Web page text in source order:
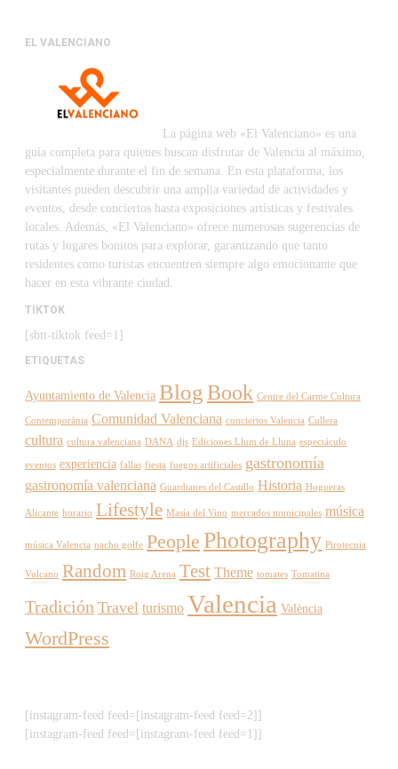
EL VALENCIANO
La página web «El Valenciano» es una
guía completa para quienes buscan disfrutar de Valencia al máximo,
especialmente durante el fin de semana. En esta plataforma, los
visitantes pueden descubrir una amplia variedad de actividades y
eventos, desde conciertos hasta exposiciones artísticas y festivales
locales. Además, «El Valenciano» ofrece numerosas sugerencias de
rutas y lugares bonitos para explorar, garantizando que tanto
residentes como turistas encuentren siempre algo emocionante que
hacer en esta vibrante ciudad.
TIKTOK
[sbtt-tiktok feed=1]
ETIQUETAS
Ayuntamiento de Valencia BlogBook Centre del Carme Cultura
Contemporània Comunidad Valenciana conciertos Valencia Cullera
cultura cultura valenciana DANA djs Ediciones Llum de Lluna espectáculo
eventos experiencia fallas fiesta fuegos artificiales gastronomía
gastronomía valenciana Guardianes del Castillo Historia Hogueras
Alicante horario Lifestyle Masía del Vino mercados municipales música
música Valencia nacho golfe People Photography Pirotecnia
Vulcano Random Roig Arena Test Theme tomates Tomatina
Tradición Travel turismo Valencia València
WordPress
[instagram-feed feed=[instagram-feed feed=2]]
[instagram-feed feed=[instagram-feed feed=1]]